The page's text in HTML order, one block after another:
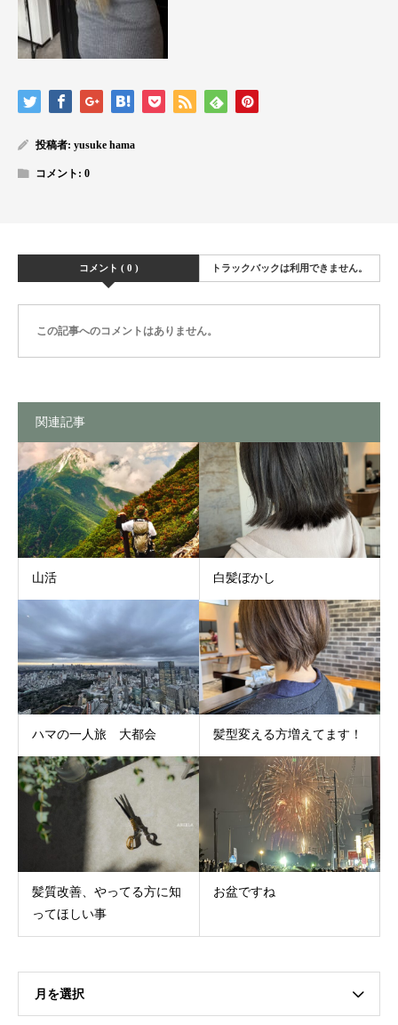
投稿者: yusuke hama
コメント: 0
コメント ( 0 ) トラックバックは利用できません。
この記事へのコメントはありません。
関連記事
山活 白髪ぼかし
ハマの一人旅 大都会 髪型変える方増えてます！
髪質改善、やってる方に知
ってほしい事
お盆ですね
月を選択